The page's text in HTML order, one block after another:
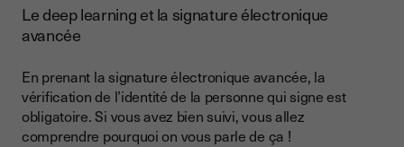
Le deep learning et la signature électronique
avancée
En prenant la signature électronique avancée, la
vérification de l’identité de la personne qui signe est
obligatoire. Si vous avez bien suivi, vous allez
comprendre pourquoi on vous parle de ça !